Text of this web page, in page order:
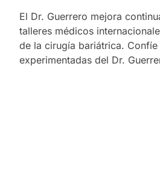
El Dr. Guerrero mejora
talleres médicos
de la cirugía bariátrica.
experimentadas del Dr.